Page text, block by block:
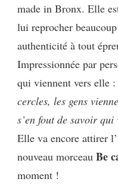
made in Bronx. Elle
lui reprocher
authenticité à tout
Impressionnée par
qui viennent vers elle :
cercles, les gens
s’en fout de savoir qui
Elle va encore attirer
nouveau morceau Be
moment !